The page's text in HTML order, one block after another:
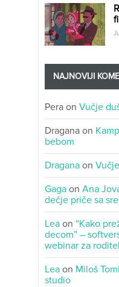
NAJNOVIJI
Pera on Vučje
Dragana on
bebom
Dragana on
Gaga on Ana
dečje priče sa
Lea on “Kako
decom” –
webinar za
Lea on Miloš
studio